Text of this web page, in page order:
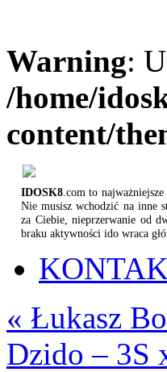
Warning:
/home/
content/
IDOSK8 .com to najważniejsze
Nie musisz wchodzić na inne
za Ciebie, nieprzerwanie od
braku aktywności ido wraca
« Łukasz
Dzido – 3S